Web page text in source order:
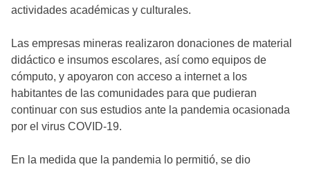
actividades académicas y culturales.
Las empresas mineras realizaron donaciones de material
didáctico e insumos escolares, así como equipos de
cómputo, y apoyaron con acceso a internet a los
habitantes de las comunidades para que pudieran
continuar con sus estudios ante la pandemia ocasionada
por el virus COVID-19.
En la medida que la pandemia lo permitió, se dio